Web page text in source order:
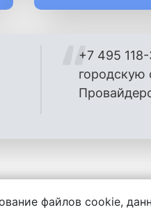
+7 495
за содержание
файлов cookie,